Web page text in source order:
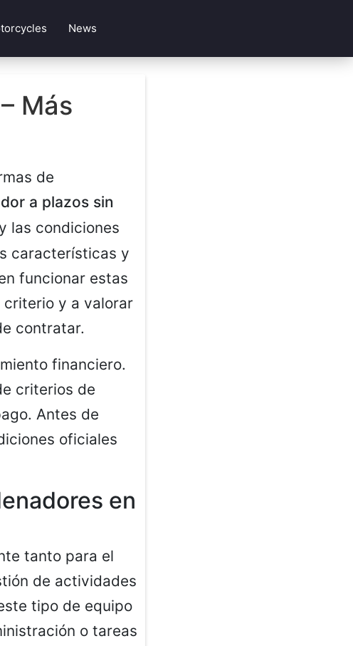
News
Más
de
a plazos sin
las condiciones
características y
funcionar estas
y a valorar
contratar.
financiero.
criterios de
Antes de
oficiales
en
tanto para el
de actividades
tipo de equipo
o tareas